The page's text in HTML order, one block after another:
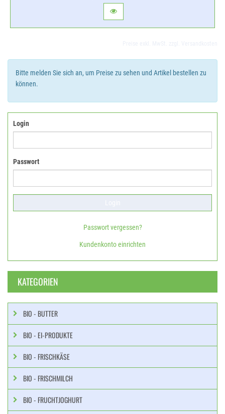
Bitte melden Sie sich an, um Preise zu sehen und Artikel bestellen zu
können.
Login
Passwort
Passwort vergessen?
Kundenkonto einrichten
KATEGORIEN
BIO - BUTTER
BIO - EI-PRODUKTE
BIO - FRISCHKÄSE
BIO - FRISCHMILCH
BIO - FRUCHTJOGHURT